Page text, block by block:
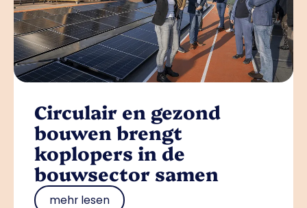
Circulair en gezond
bouwen brengt
koplopers in de
bouwsector samen
mehr lesen